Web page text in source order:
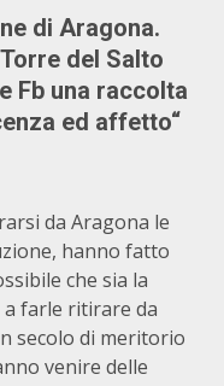
di Aragona.
del Salto
Fb una raccolta
ed affetto“
da Aragona le
hanno fatto
che sia la
a farle ritirare da
secolo di meritorio
venire delle